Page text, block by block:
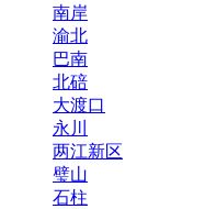
南岸
渝北
巴南
北碚
大渡口
永川
两江新区
璧山
石柱